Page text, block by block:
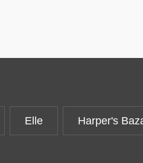
Elle Harper's